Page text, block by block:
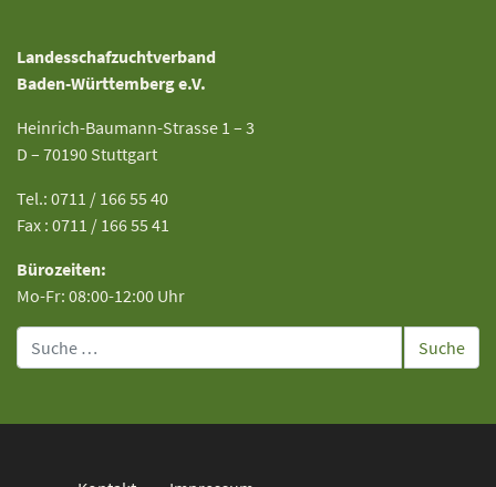
Landesschafzuchtverband
Baden-Württemberg e.V.
Heinrich-Baumann-Strasse 1 – 3
D – 70190 Stuttgart
Tel.: 0711 / 166 55 40
Fax : 0711 / 166 55 41
Bürozeiten:
Mo-Fr: 08:00-12:00 Uhr
Suche